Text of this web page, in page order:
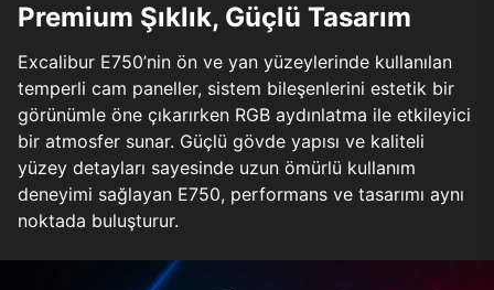
Premium Şıklık, Güçlü Tasarım
Excalibur E750’nin ön ve yan yüzeylerinde kullanılan
temperli cam paneller, sistem bileşenlerini estetik bir
görünümle öne çıkarırken RGB aydınlatma ile etkileyici
bir atmosfer sunar. Güçlü gövde yapısı ve kaliteli
yüzey detayları sayesinde uzun ömürlü kullanım
deneyimi sağlayan E750, performans ve tasarımı aynı
noktada buluşturur.